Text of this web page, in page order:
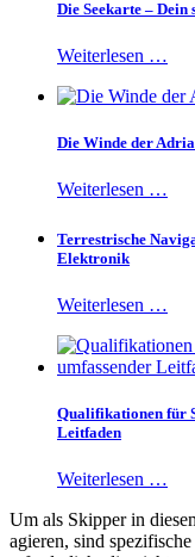
Die Seekarte –
Weiterlesen …
Die Winde der
Weiterlesen …
Terrestrische
Elektronik
Weiterlesen …
Qualifikationen für
Leitfaden
Weiterlesen …
Um als Skipper in
agieren, sind